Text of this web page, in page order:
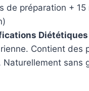
de préparation + 15
Diététiques
Contient des
Naturellement sans